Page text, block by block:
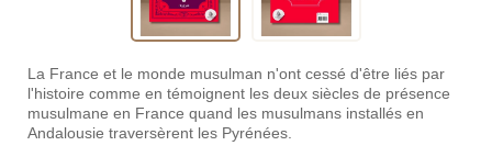
La France et le monde musulman n'ont cessé d'être liés par
l'histoire comme en témoignent les deux siècles de présence
musulmane en France quand les musulmans installés en
Andalousie traversèrent les Pyrénées.